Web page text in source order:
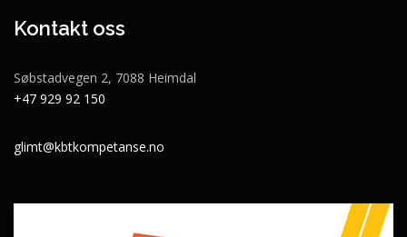
Kontakt oss
Søbstadvegen 2, 7088 Heimdal
+47 929 92 150
glimt@kbtkompetanse.no